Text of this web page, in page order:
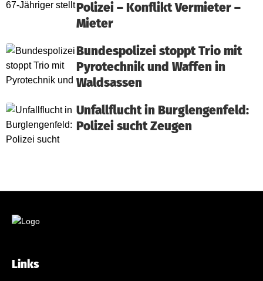
Polizei – Konflikt Vermieter –
Mieter
Bundespolizei stoppt Trio mit
Pyrotechnik und Waffen in
Waldsassen
Unfallflucht in Burglengenfeld:
Polizei sucht Zeugen
Links